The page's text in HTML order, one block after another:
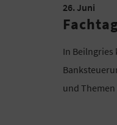
26. Juni
In
und